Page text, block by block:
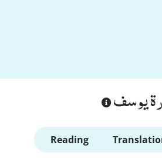
يوسف
Reading